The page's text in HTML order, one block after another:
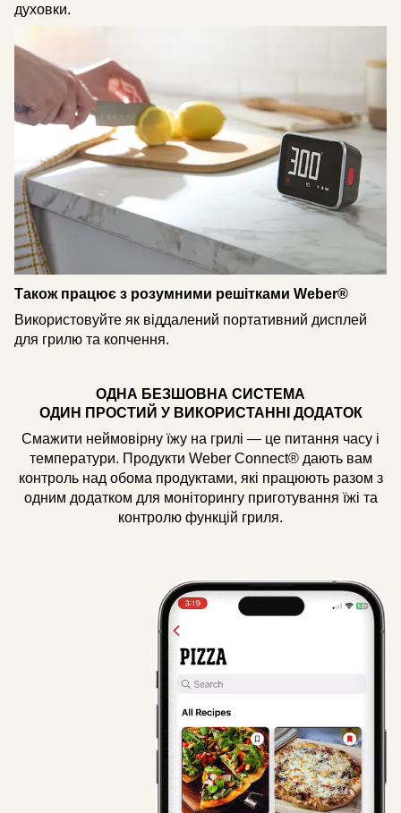
духовки.
Також працює з розумними решітками Weber®
Використовуйте як віддалений портативний дисплей
для грилю та копчення.
ОДНА БЕЗШОВНА СИСТЕМА
ОДИН ПРОСТИЙ У ВИКОРИСТАННІ ДОДАТОК
Смажити неймовірну їжу на грилі — це питання часу і
температури. Продукти Weber Connect® дають вам
контроль над обома продуктами, які працюють разом з
одним додатком для моніторингу приготування їжі та
контролю функцій гриля.